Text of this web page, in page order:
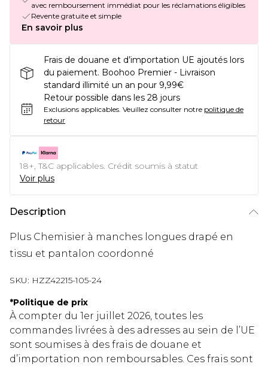
avec remboursement immédiat pour les réclamations éligibles
Revente gratuite et simple
En savoir plus
Frais de douane et d’importation UE ajoutés lors
du paiement. Boohoo Premier - Livraison
standard illimité un an pour 9,99€
Retour possible dans les 28 jours
Exclusions applicables. Veuillez consulter notre politique de
retour
18+, T&C applicables. Crédit soumis à statut
Voir plus
Description
Plus Chemisier à manches longues drapé en
tissu et pantalon coordonné
SKU: HZZ42215-105-24
*Politique de prix
À compter du 1er juillet 2026, toutes les
commandes livrées à des adresses au sein de l’UE
sont soumises à des frais de douane et
d’importation non remboursables. Ces frais sont